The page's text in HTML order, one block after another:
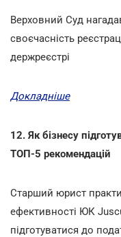
Верховний Суд
своєчасність
держреєстрі
Докладніше
12. Як бізнесу
ТОП-5 рекомендацій
Старший юрист
ефективності ЮК
підготуватися до